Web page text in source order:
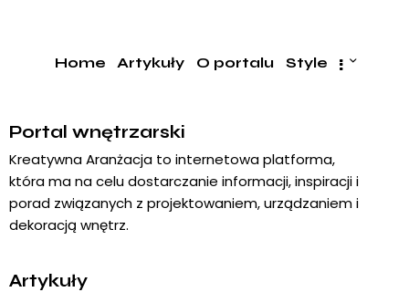
Home Artykuły O portalu Style
Portal wnętrzarski
Kreatywna Aranżacja to internetowa platforma,
która ma na celu dostarczanie informacji, inspiracji i
porad związanych z projektowaniem, urządzaniem i
dekoracją wnętrz.
Artykuły